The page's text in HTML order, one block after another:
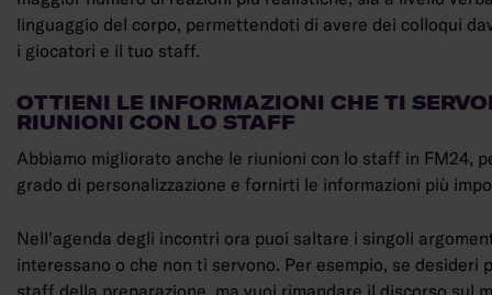
linguaggio del corpo, permettendoti di avere dei colloqui
i giocatori e il tuo staff.
OTTIENI LE INFORMAZIONI CHE TI
RIUNIONI CON LO STAFF
Abbiamo migliorato anche le riunioni con lo staff in FM24,
grado di personalizzazione e fornirti le informazioni più
Nell'agenda degli incontri ora puoi saltare i singoli
interessano o che non ti servono. Per esempio, se desideri